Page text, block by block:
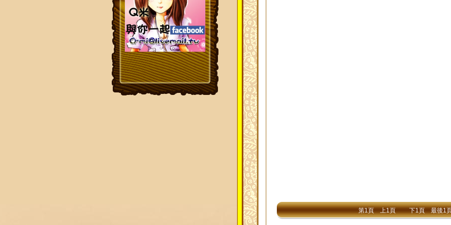
第1頁 上1頁 下1頁 最後1